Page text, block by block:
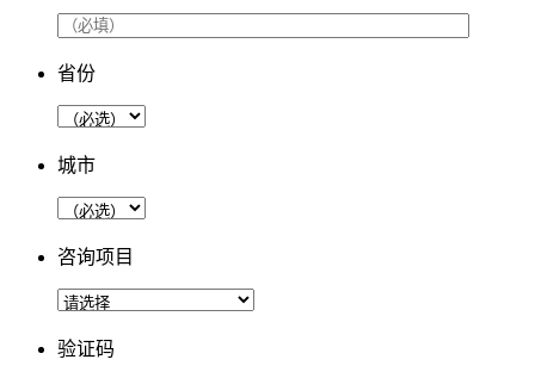
省份
城市
咨询项目
验证码